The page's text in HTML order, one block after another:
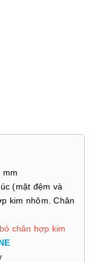
mm
(mặt đệm và
kim nhôm. Chân
chân hợp kim